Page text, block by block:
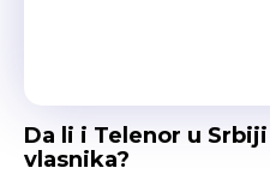
Da li i Telenor u
vlasnika?